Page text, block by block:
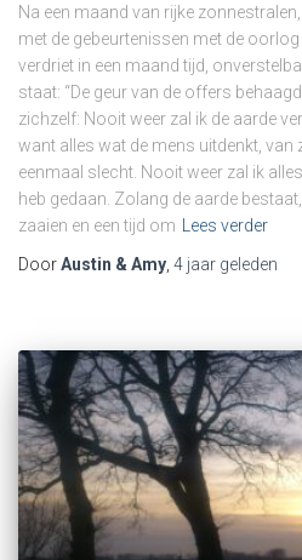
Na een maand van rijke
met de gebeurtenissen met de oorlog
verdriet in een maand tijd,
staat: “De geur van de offers
zichzelf: Nooit weer zal ik de aarde
want alles wat de mens uitdenkt, van
eenmaal slecht. Nooit weer zal ik
heb gedaan. Zolang de aarde
zaaien en een tijd om
Lees verder
DoorAustin & Amy 4 jaar geleden